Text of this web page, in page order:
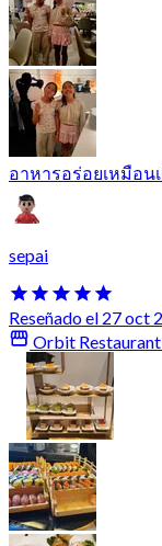
อาหารอร่อยเหมือน
sepai
Reseñado el 27 oct
Orbit